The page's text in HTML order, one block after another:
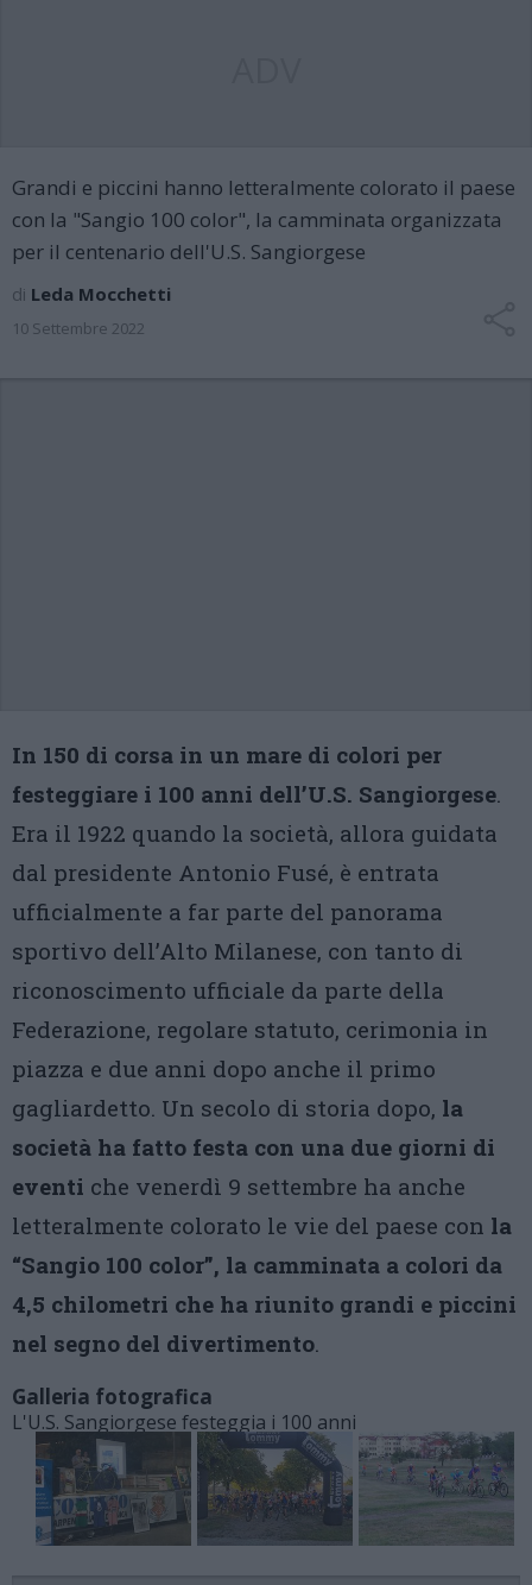
Grandi e piccini hanno letteralmente colorato il paese
con la "Sangio 100 color", la camminata organizzata
per il centenario dell'U.S. Sangiorgese
di Leda Mocchetti
10 Settembre 2022
In 150 di corsa in un mare di colori per
festeggiare i 100 anni dell’U.S. Sangiorgese.
Era il 1922 quando la società, allora guidata
dal presidente Antonio Fusé, è entrata
ufficialmente a far parte del panorama
sportivo dell’Alto Milanese, con tanto di
riconoscimento ufficiale da parte della
Federazione, regolare statuto, cerimonia in
piazza e due anni dopo anche il primo
gagliardetto. Un secolo di storia dopo, la
società ha fatto festa con una due giorni di
eventi che venerdì 9 settembre ha anche
letteralmente colorato le vie del paese con la
“Sangio 100 color”, la camminata a colori da
4,5 chilometri che ha riunito grandi e piccini
nel segno del divertimento.
Galleria fotografica
L'U.S. Sangiorgese festeggia i 100 anni